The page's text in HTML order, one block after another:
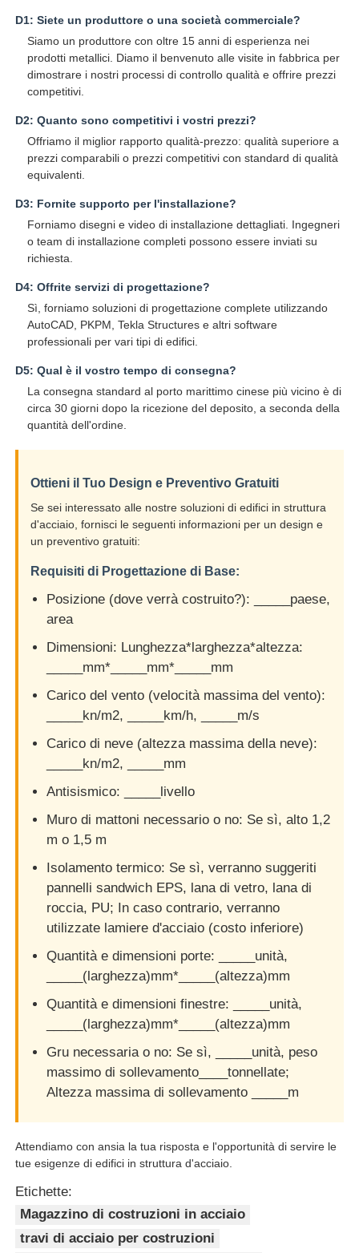
D1: Siete un produttore o una società commerciale?
Siamo un produttore con oltre 15 anni di esperienza nei
prodotti metallici. Diamo il benvenuto alle visite in fabbrica per
dimostrare i nostri processi di controllo qualità e offrire prezzi
competitivi.
D2: Quanto sono competitivi i vostri prezzi?
Offriamo il miglior rapporto qualità-prezzo: qualità superiore a
prezzi comparabili o prezzi competitivi con standard di qualità
equivalenti.
D3: Fornite supporto per l'installazione?
Forniamo disegni e video di installazione dettagliati. Ingegneri
o team di installazione completi possono essere inviati su
richiesta.
D4: Offrite servizi di progettazione?
Sì, forniamo soluzioni di progettazione complete utilizzando
AutoCAD, PKPM, Tekla Structures e altri software
professionali per vari tipi di edifici.
D5: Qual è il vostro tempo di consegna?
La consegna standard al porto marittimo cinese più vicino è di
circa 30 giorni dopo la ricezione del deposito, a seconda della
quantità dell'ordine.
Ottieni il Tuo Design e Preventivo Gratuiti
Se sei interessato alle nostre soluzioni di edifici in struttura
d'acciaio, fornisci le seguenti informazioni per un design e
un preventivo gratuiti:
Requisiti di Progettazione di Base:
Posizione (dove verrà costruito?): _____paese,
area
Dimensioni: Lunghezza*larghezza*altezza:
_____mm*_____mm*_____mm
Carico del vento (velocità massima del vento):
_____kn/m2, _____km/h, _____m/s
Carico di neve (altezza massima della neve):
_____kn/m2, _____mm
Antisismico: _____livello
Muro di mattoni necessario o no: Se sì, alto 1,2
m o 1,5 m
Isolamento termico: Se sì, verranno suggeriti
pannelli sandwich EPS, lana di vetro, lana di
roccia, PU; In caso contrario, verranno
utilizzate lamiere d'acciaio (costo inferiore)
Quantità e dimensioni porte: _____unità,
_____(larghezza)mm*_____(altezza)mm
Quantità e dimensioni finestre: _____unità,
_____(larghezza)mm*_____(altezza)mm
Gru necessaria o no: Se sì, _____unità, peso
massimo di sollevamento____tonnellate;
Altezza massima di sollevamento _____m
Attendiamo con ansia la tua risposta e l'opportunità di servire le
tue esigenze di edifici in struttura d'acciaio.
Etichette:
Magazzino di costruzioni in acciaio
travi di acciaio per costruzioni